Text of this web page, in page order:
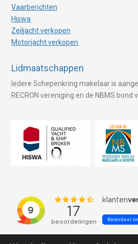
Vaarberichten
Hiswa
Zeiljacht verkopen
Motorjacht verkopen
Lidmaatschappen
Iedere Schepenkring makelaar is
RECRON vereniging en de NBMS bond